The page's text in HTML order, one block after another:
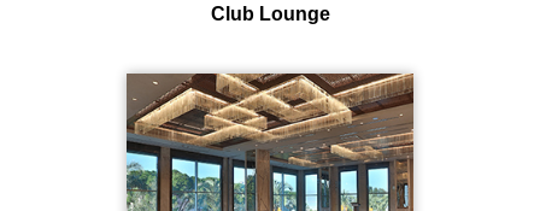
Club Lounge